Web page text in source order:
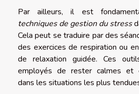
Par ailleurs, il est
techniques de gestion du stress
Cela peut se traduire par des
des exercices de respiration ou
de relaxation guidée. Ces
employés de rester calmes et
dans les situations les plus